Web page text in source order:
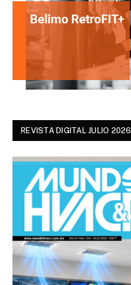
REVISTA DIGITAL JULIO 2026